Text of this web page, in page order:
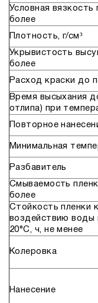
Условная
более
Плотность, г/см³
Укрывистость
более
Расход краски до
Время высыхания
отлипа) при
Повторное
Минимальная
Разбавитель
Смываемость
более
Стойкость пленки
воздействию воды
20°С, ч, не менее
Колеровка
Нанесение